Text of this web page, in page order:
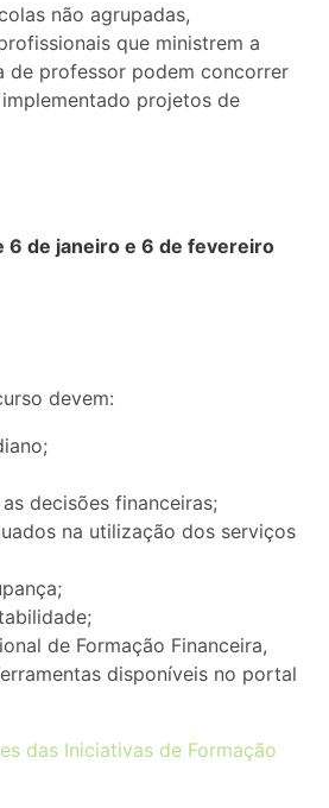
não agrupadas,
que ministrem a
de professor podem concorrer
projetos de
6 de janeiro e 6 de fevereiro
devem:
decisões financeiras;
na utilização dos serviços
de Formação Financeira,
disponíveis no portal
das Iniciativas de Formação